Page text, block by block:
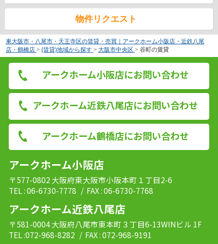
物件リクエスト
東大阪市・八尾市・天王寺区の賃貸・売買｜アークホーム小阪店・近鉄八尾
店・鶴橋店 > (賃貸)地域から探す > 大阪市中央区 > 谷町の賃貸
アークホーム小阪店にお問い合わせ
アークホーム近鉄八尾店にお問い合わせ
アークホーム鶴橋店にお問い合わせ
アークホーム小阪店
〒577-0802 大阪府東大阪市小阪本町１丁目2-6
TEL : 06-6730-7778 / FAX : 06-6730-7768
アークホーム近鉄八尾店
〒581-0004 大阪府八尾市東本町３丁目6-13WINビル 1F
TEL :072-968-8282 / FAX : 072-968-9191